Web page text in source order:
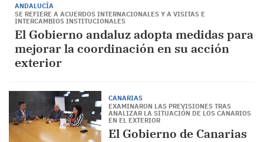
ANDALUCÍA
SE REFIERE A ACUERDOS INTERNACIONALES Y A VISITAS E
INTERCAMBIOS INSTITUCIONALES
El Gobierno andaluz adopta medidas para
mejorar la coordinación en su acción
exterior
CANARIAS
EXAMINARON LAS PREVISIONES TRAS
ANALIZAR LA SITUACIÓN DE LOS CANARIOS
EN EL EXTERIOR
El Gobierno de Canarias